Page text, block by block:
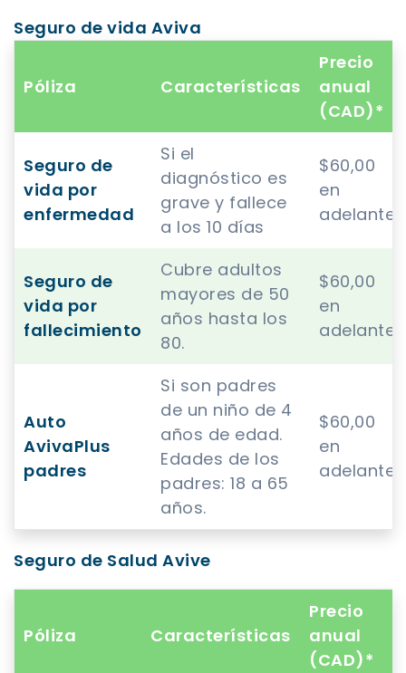
Seguro de vida Aviva
Póliza Características
Precio
anual
(CAD)*
Seguro de
vida por
enfermedad
Si el
diagnóstico es
grave y fallece
a los 10 días
$60,00
en
adelante.
Seguro de
vida por
fallecimiento
Cubre adultos
mayores de 50
años hasta los
80.
$60,00
en
adelante.
Auto
AvivaPlus
padres
Si son padres
de un niño de 4
años de edad.
Edades de los
padres: 18 a 65
años.
$60,00
en
adelante.
Seguro de Salud Avive
Póliza Características
Precio
anual
(CAD)*